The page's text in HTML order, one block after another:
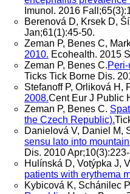
Imunol. 2016
Berenová D, Krsek D,
Jan;61(1):45-50.
Zeman P, Benes C,
2010. Ecohealth. 2015
Zeman P, Benes C.
Ticks Tick Borne Dis.
Stefanoff P, Orliková H,
2008.Cent Eur J Public
Zeman P, Benes C.
the Czech Republic).
Danielová V, Daniel M,
sensu lato into
Dis. 2010
Hulínská D, Votýpka J,
patients with erythema
Kybicová K, Schánilec